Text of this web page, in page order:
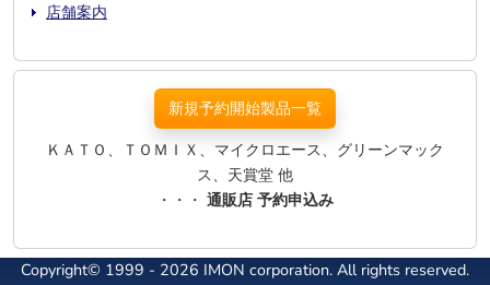
店舗案内
新規予約開始製品一覧
ＫＡＴＯ、ＴＯＭＩＸ、マイクロエース、グリーンマック
ス、天賞堂 他
・・・ 通販店 予約申込み
Copyright© 1999 - 2026 IMON corporation. All rights reserved.